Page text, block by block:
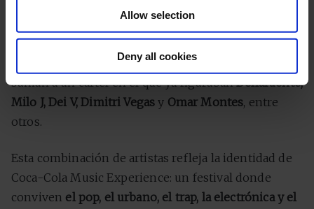
Allow selection
Deny all cookies
su paso por Operación Triunfo 2023; y artistas como
Hey Kid, Tami Tamako, DIB y Pikeras
suman a un cartel en el que ya figurabanDellafuente,
Milo J, Dei V, Dimitri Vegas y Omar Montes, entre
otros.
Esta combinación de artistas refleja la identidad de
Coca-Cola Music Experience: un festival donde
conviven el pop, el urbano, el trap, la electrónica y el